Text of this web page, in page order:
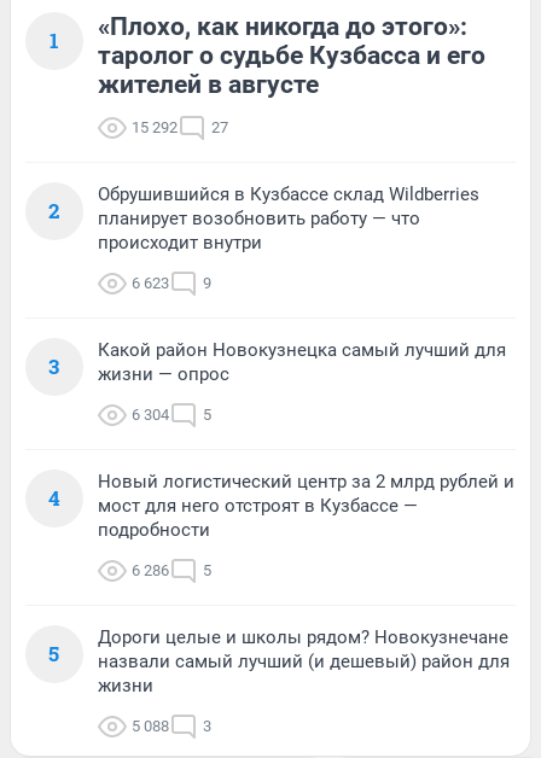
1
«Плохо, как никогда до этого»:
таролог о судьбе Кузбасса и его
жителей в августе
15 292 27
2
Обрушившийся в Кузбассе склад Wildberries
планирует возобновить работу — что
происходит внутри
6 623 9
3
Какой район Новокузнецка самый лучший для
жизни — опрос
6 304 5
4
Новый логистический центр за 2 млрд рублей и
мост для него отстроят в Кузбассе —
подробности
6 286 5
5
Дороги целые и школы рядом? Новокузнечане
назвали самый лучший (и дешевый) район для
жизни
5 088 3